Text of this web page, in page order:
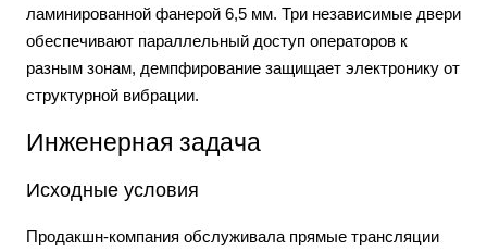
ламинированной фанерой 6,5 мм. Три независимые двери
обеспечивают параллельный доступ операторов к
разным зонам, демпфирование защищает электронику от
структурной вибрации.
Инженерная задача
Исходные условия
Продакшн-компания обслуживала прямые трансляции